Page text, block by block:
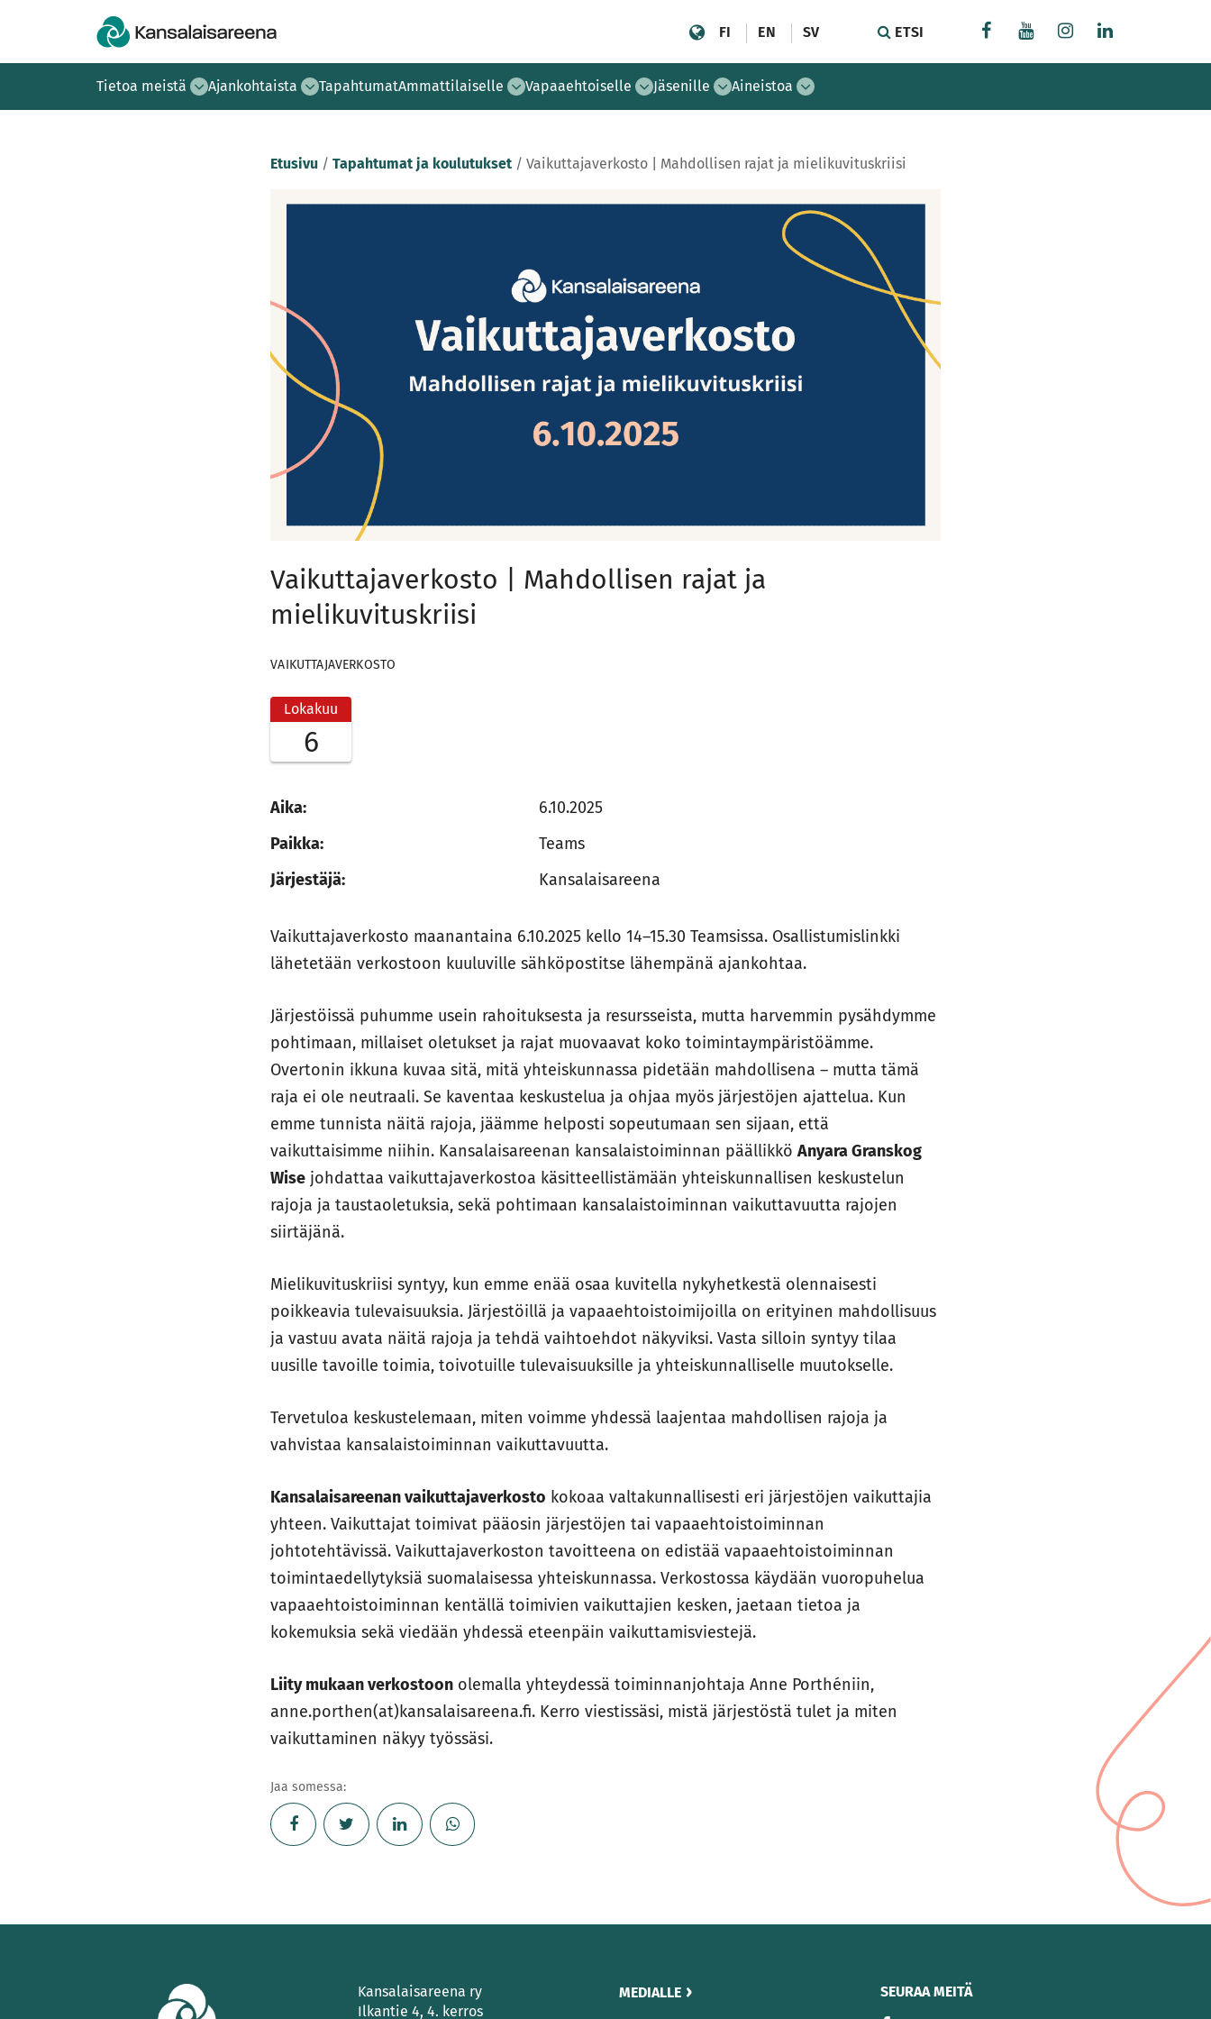
FI EN SV ETSI
Tietoa meistä Ajankohtaista TapahtumatAmmattilaiselle Vapaaehtoiselle Jäsenille Aineistoa
Etusivu /Tapahtumat ja koulutukset /Vaikuttajaverkosto | Mahdollisen rajat ja mielikuvituskriisi
Vaikuttajaverkosto | Mahdollisen rajat ja
mielikuvituskriisi
VAIKUTTAJAVERKOSTO
Lokakuu
6
Aika:
6.10.2025
Paikka:
Teams
Järjestäjä:
Kansalaisareena
Vaikuttajaverkosto maanantaina 6.10.2025 kello 14–15.30 Teamsissa. Osallistumislinkki
lähetetään verkostoon kuuluville sähköpostitse lähempänä ajankohtaa.
Järjestöissä puhumme usein rahoituksesta ja resursseista, mutta harvemmin pysähdymme
pohtimaan, millaiset oletukset ja rajat muovaavat koko toimintaympäristöämme.
Overtonin ikkuna kuvaa sitä, mitä yhteiskunnassa pidetään mahdollisena – mutta tämä
raja ei ole neutraali. Se kaventaa keskustelua ja ohjaa myös järjestöjen ajattelua. Kun
emme tunnista näitä rajoja, jäämme helposti sopeutumaan sen sijaan, että
vaikuttaisimme niihin. Kansalaisareenan kansalaistoiminnan päällikköAnyara Granskog
Wise johdattaa vaikuttajaverkostoa käsitteellistämään yhteiskunnallisen keskustelun
rajoja ja taustaoletuksia, sekä pohtimaan kansalaistoiminnan vaikuttavuutta rajojen
siirtäjänä.
Mielikuvituskriisi syntyy, kun emme enää osaa kuvitella nykyhetkestä olennaisesti
poikkeavia tulevaisuuksia. Järjestöillä ja vapaaehtoistoimijoilla on erityinen mahdollisuus
ja vastuu avata näitä rajoja ja tehdä vaihtoehdot näkyviksi. Vasta silloin syntyy tilaa
uusille tavoille toimia, toivotuille tulevaisuuksille ja yhteiskunnalliselle muutokselle.
Tervetuloa keskustelemaan, miten voimme yhdessä laajentaa mahdollisen rajoja ja
vahvistaa kansalaistoiminnan vaikuttavuutta.
Kansalaisareenan vaikuttajaverkosto kokoaa valtakunnallisesti eri järjestöjen vaikuttajia
yhteen. Vaikuttajat toimivat pääosin järjestöjen tai vapaaehtoistoiminnan
johtotehtävissä. Vaikuttajaverkoston tavoitteena on edistää vapaaehtoistoiminnan
toimintaedellytyksiä suomalaisessa yhteiskunnassa. Verkostossa käydään vuoropuhelua
vapaaehtoistoiminnan kentällä toimivien vaikuttajien kesken, jaetaan tietoa ja
kokemuksia sekä viedään yhdessä eteenpäin vaikuttamisviestejä.
Liity mukaan verkostoon olemalla yhteydessä toiminnanjohtaja Anne Porthéniin,
anne.porthen(at)kansalaisareena.fi. Kerro viestissäsi, mistä järjestöstä tulet ja miten
vaikuttaminen näkyy työssäsi.
Jaa somessa:
Kansalaisareena ry
Ilkantie 4, 4. kerros
MEDIALLE SEURAA MEITÄ